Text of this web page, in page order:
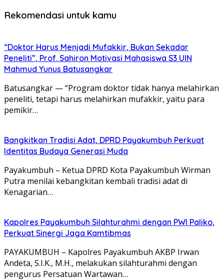
Rekomendasi untuk kamu
“Doktor Harus Menjadi Mufakkir, Bukan Sekadar
Peneliti”, Prof. Sahiron Motivasi Mahasiswa S3 UIN
Mahmud Yunus Batusangkar
Batusangkar — “Program doktor tidak hanya melahirkan
peneliti, tetapi harus melahirkan mufakkir, yaitu para
pemikir…
Bangkitkan Tradisi Adat, DPRD Payakumbuh Perkuat
Identitas Budaya Generasi Muda
Payakumbuh – Ketua DPRD Kota Payakumbuh Wirman
Putra menilai kebangkitan kembali tradisi adat di
Kenagarian…
Kapolres Payakumbuh Silahturahmi dengan PWI Paliko,
Perkuat Sinergi Jaga Kamtibmas
PAYAKUMBUH – Kapolres Payakumbuh AKBP Irwan
Andeta, S.I.K., M.H., melakukan silahturahmi dengan
pengurus Persatuan Wartawan…